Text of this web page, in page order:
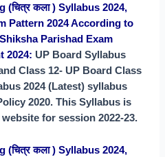
कला ) Syllabus 2024,
Pattern 2024 According to
Parishad Exam
2024: UP Board Syllabus
Class 12- UP Board Class
2024 (Latest) syllabus
2020. This Syllabus is
for session 2022-23.
कला ) Syllabus 2024,